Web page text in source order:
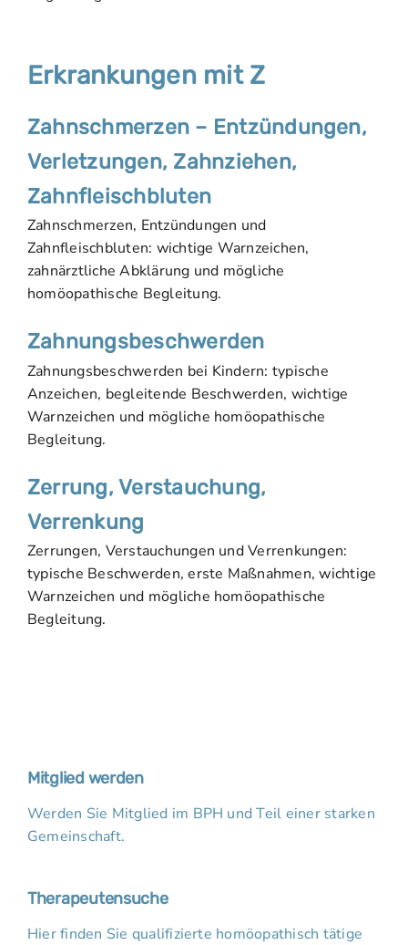
Erkrankungen mit Z
Zahnschmerzen – Entzündungen,
Verletzungen, Zahnziehen,
Zahnfleischbluten
Zahnschmerzen, Entzündungen und
Zahnfleischbluten: wichtige Warnzeichen,
zahnärztliche Abklärung und mögliche
homöopathische Begleitung.
Zahnungsbeschwerden
Zahnungsbeschwerden bei Kindern: typische
Anzeichen, begleitende Beschwerden, wichtige
Warnzeichen und mögliche homöopathische
Begleitung.
Zerrung, Verstauchung,
Verrenkung
Zerrungen, Verstauchungen und Verrenkungen:
typische Beschwerden, erste Maßnahmen, wichtige
Warnzeichen und mögliche homöopathische
Begleitung.
Mitglied werden
Werden Sie Mitglied im BPH und Teil einer starken
Gemeinschaft.
Therapeutensuche
Hier finden Sie qualifizierte homöopathisch tätige